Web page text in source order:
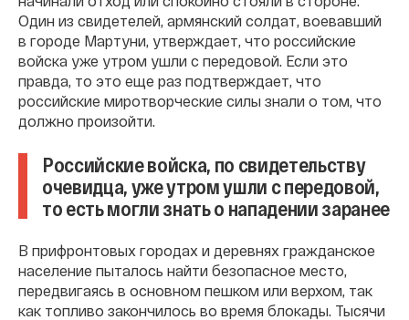
Один из свидетелей, армянский солдат, воевавший
в городе Мартуни, утверждает, что российские
войска уже утром ушли с передовой. Если это
правда, то это еще раз подтверждает, что
российские миротворческие силы знали о том, что
должно произойти.
Российские войска, по свидетельству
очевидца, уже утром ушли с передовой,
то есть могли знать о нападении заранее
В прифронтовых городах и деревнях гражданское
население пыталось найти безопасное место,
передвигаясь в основном пешком или верхом, так
как топливо закончилось во время блокады. Тысячи